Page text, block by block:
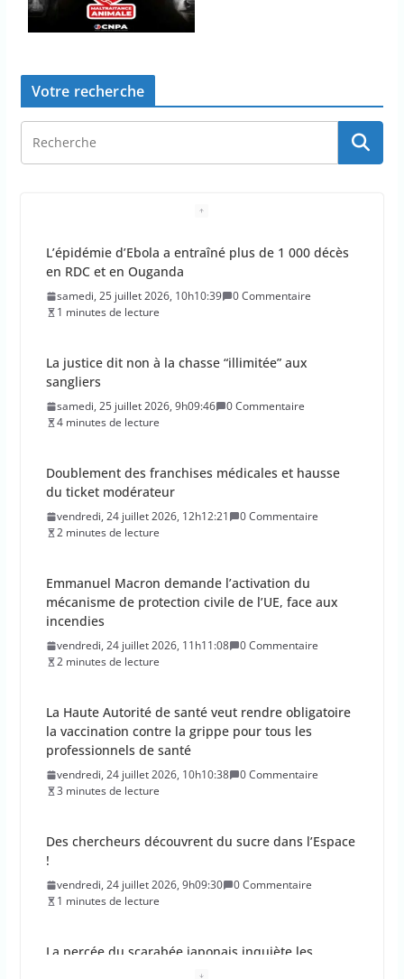
Votre recherche
L’épidémie d’Ebola a entraîné plus de 1 000 décès
en RDC et en Ouganda
samedi, 25 juillet 2026, 10h10:39
0 Commentaire
1 minutes de lecture
La justice dit non à la chasse “illimitée” aux
sangliers
samedi, 25 juillet 2026, 9h09:46
0 Commentaire
4 minutes de lecture
Doublement des franchises médicales et hausse
du ticket modérateur
vendredi, 24 juillet 2026, 12h12:21
0 Commentaire
2 minutes de lecture
Emmanuel Macron demande l’activation du
mécanisme de protection civile de l’UE, face aux
incendies
vendredi, 24 juillet 2026, 11h11:08
0 Commentaire
2 minutes de lecture
La Haute Autorité de santé veut rendre obligatoire
la vaccination contre la grippe pour tous les
professionnels de santé
vendredi, 24 juillet 2026, 10h10:38
0 Commentaire
3 minutes de lecture
Des chercheurs découvrent du sucre dans l’Espace
!
vendredi, 24 juillet 2026, 9h09:30
0 Commentaire
1 minutes de lecture
La percée du scarabée japonais inquiète les